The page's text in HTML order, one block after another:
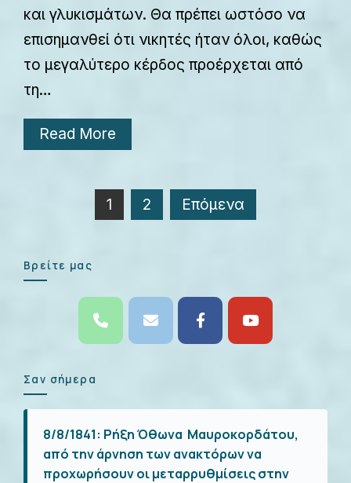
και γλυκισμάτων. Θα πρέπει ωστόσο να
επισημανθεί ότι νικητές ήταν όλοι, καθώς
το μεγαλύτερο κέρδος προέρχεται από
τη…
Read More
Σελιδοποίηση
άρθρων
1 2 Επόμενα
Βρείτε μας
Σαν σήμερα
8/8/1841: Ρήξη Όθωνα  Μαυροκορδάτου,
από την άρνηση των ανακτόρων να
προχωρήσουν οι μεταρρυθμίσεις στην